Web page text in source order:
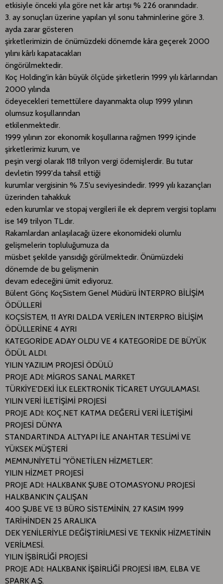
etkisiyle önceki yıla göre net kâr artışı % 226 oranındadır.
3. ay sonuçları üzerine yapılan yıl sonu tahminlerine göre 3.
ayda zarar gösteren
şirketlerimizin de önümüzdeki dönemde kâra geçerek 2000
yılını kârlı kapatacakları
öngörülmektedir.
Koç Holding'in kârı büyük ölçüde şirketlerin 1999 yılı kârlarından
2000 yılında
ödeyecekleri temettülere dayanmakta olup 1999 yılının
olumsuz koşullarından
etkilenmektedir.
1999 yılının zor ekonomik koşullarına rağmen 1999 içinde
şirketlerimiz kurum, ve
peşin vergi olarak 118 trilyon vergi ödemişlerdir. Bu tutar
devletin 1999'da tahsil ettiği
kurumlar vergisinin % 7.5'u seviyesindedir. 1999 yılı kazançları
üzerinden tahakkuk
eden kurumlar ve stopaj vergileri ile ek deprem vergisi toplamı
ise 149 trilyon TL.dır.
Rakamlardan anlaşılacağı üzere ekonomideki olumlu
gelişmelerin topluluğumuza da
müsbet şekilde yansıdığı görülmektedir. Önümüzdeki
dönemde de bu gelişmenin
devam edeceğini ümit ediyoruz.
Bülent Gönç KoçSistem Genel Müdürü İNTERPRO BİLİŞİM
ÖDÜLLERİ
KOÇSİSTEM, 11 AYRI DALDA VERİLEN INTERPRO BİLİŞİM
ÖDÜLLERİNE 4 AYRI
KATEGORİDE ADAY OLDU VE 4 KATEGORİDE DE BÜYÜK
ÖDÜL ALDI.
YILIN YAZILIM PROJESİ ÖDÜLÜ
PROJE ADI: MİGROS SANAL MARKET
TÜRKİYE'DEKİ İLK ELEKTRONİK TİCARET UYGULAMASI.
YILIN VERİ İLETİŞİMİ PROJESİ
PROJE ADI: KOÇ.NET KATMA DEĞERLİ VERİ İLETİŞİMİ
PROJESİ DÜNYA
STANDARTINDA ALTYAPI İLE ANAHTAR TESLİMİ VE
YÜKSEK MÜŞTERİ
MEMNUNİYETLİ "YÖNETİLEN HİZMETLER".
YILIN HİZMET PROJESİ
PROJE ADI: HALKBANK ŞUBE OTOMASYONU PROJESİ
HALKBANK'IN ÇALIŞAN
400 ŞUBE VE 13 BÜRO SİSTEMİNİN, 27 KASIM 1999
TARİHİNDEN 25 ARALIK'A
DEK YENİLERİYLE DEĞİŞTİRİLMESİ VE TEKNİK HİZMETİNİN
VERİLMESİ.
YILIN İŞBİRLİĞİ PROJESİ
PROJE ADI: HALKBANK İŞBİRLİĞİ PROJESİ IBM, ELBA VE
SPARK A.Ş.